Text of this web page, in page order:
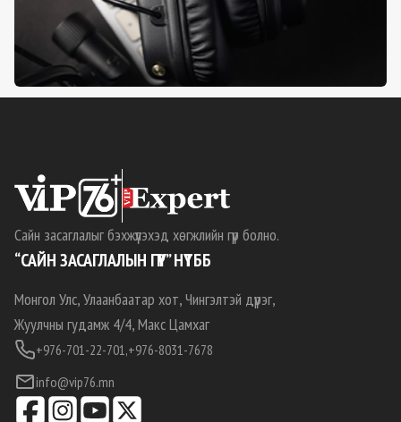
Сайн засаглалыг бэхжүүлэхэд хөгжлийн гүүр болно.
“САЙН ЗАСАГЛАЛЫН ГҮҮР” НҮТББ
Монгол Улс, Улаанбаатар хот, Чингэлтэй дүүрэг,
Жуулчны гудамж 4/4, Макс Цамхаг
+976-701-22-701,+976-8031-7678
info@vip76.mn